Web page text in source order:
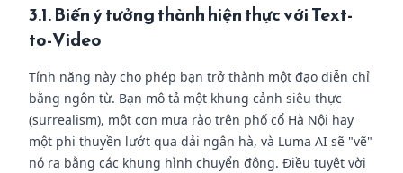
3.1. Biến ý tưởng thành hiện thực với Text-
to-Video
Tính năng này cho phép bạn trở thành một đạo diễn chỉ
bằng ngôn từ. Bạn mô tả một khung cảnh siêu thực
(surrealism), một cơn mưa rào trên phố cổ Hà Nội hay
một phi thuyền lướt qua dải ngân hà, và Luma AI sẽ "vẽ"
nó ra bằng các khung hình chuyển động. Điều tuyệt vời